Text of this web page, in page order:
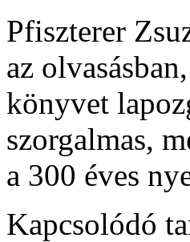
Pfiszterer
az
könyvet
szorgalmas,
a 300 éves
Kapcsolódó